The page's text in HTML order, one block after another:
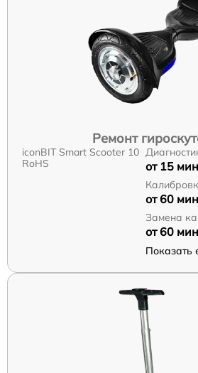
Ремонт
iconBIT Smart Scooter 10
RoHS
от 15
от 60
Замена
от 60
Показать